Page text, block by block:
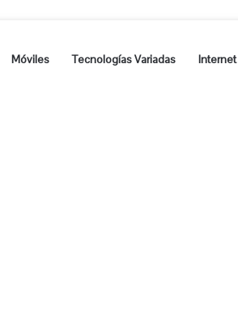
Móviles Tecnologías Variadas Internet